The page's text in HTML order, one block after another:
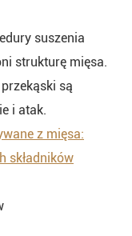
suszenia
strukturę mięsa.
są
i atak.
z mięsa:
składników